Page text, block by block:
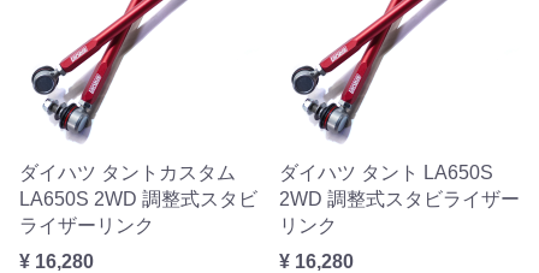
ダイハツ タントカスタム
LA650S 2WD 調整式スタビ
ライザーリンク
¥ 16,280
ダイハツ タント LA650S
2WD 調整式スタビライザー
リンク
¥ 16,280